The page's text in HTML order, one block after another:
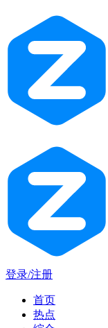
登录/注册
首页
热点